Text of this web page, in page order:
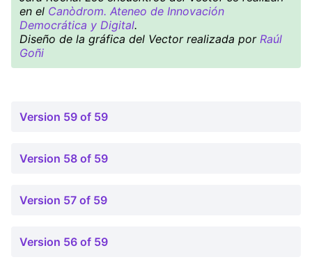
en el Canòdrom. Ateneo de Innovación
Democrática y Digital.
Diseño de la gráfica del Vector realizada por Raúl
Goñi
Version 59 of 59
Version 58 of 59
Version 57 of 59
Version 56 of 59